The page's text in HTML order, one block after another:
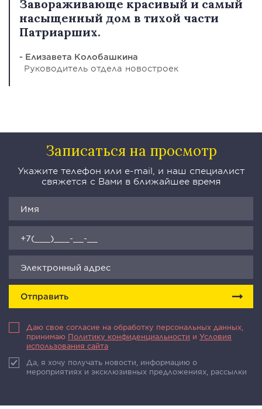
Завораживающе красивый и самый
насыщенный дом в тихой части
Патриарших.
- Елизавета Колобашкина
Руководитель отдела новостроек
Записаться на просмотр
Укажите телефон или e-mail, и наш специалист
свяжется с Вами в ближайшее время
Отправить
Даю свое согласие на обработку персональных данных,
принимаю Политику конфиденциальности и Условия
использования сайта
Да, я хочу получать новости, информацию о
мероприятиях и эксклюзивных предложениях, рассылки